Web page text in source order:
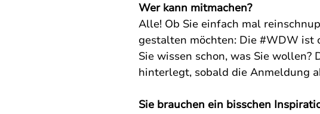
Wer kann mitmachen?
Alle! Ob Sie einfach mal
gestalten möchten: Die #WDW ist
Sie wissen schon, was Sie
hinterlegt, sobald die Anmeldung
Sie brauchen ein bisschen